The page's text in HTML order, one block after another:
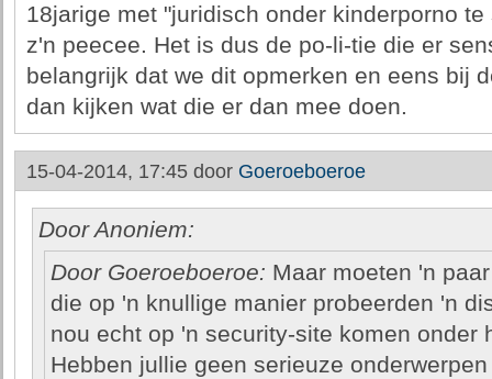
18jarige met "juridisch onder kinderporno
z'n peecee. Het is dus de po-li-tie die er
belangrijk dat we dit opmerken en eens bij
dan kijken wat die er dan mee doen.
15-04-2014, 17:45 door Goeroeboeroe
Door Anoniem:
Door Goeroeboeroe: Maar moeten 'n
die op 'n knullige manier probeerden 'n
nou echt op 'n security-site komen onder
Hebben jullie geen serieuze